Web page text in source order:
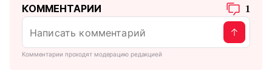
КОММЕНТАРИИ 1
Комментарии проходят модерацию редакцией